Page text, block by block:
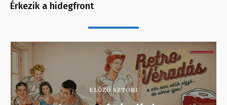
Érkezik a hidegfront
ELŐZŐ SZTORI